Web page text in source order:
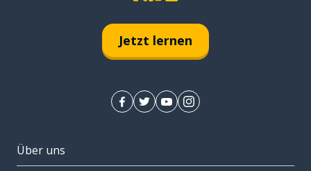
Jetzt lernen
Über uns